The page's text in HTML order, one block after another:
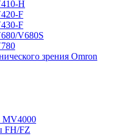
H
F
F
V680S
зрения Omron
FH/FZ